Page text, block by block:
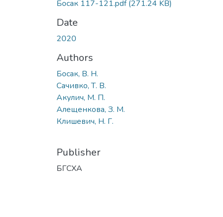
Босак 117-121.pdf(271.24 KB)
Date
2020
Authors
Босак, В. Н.
Сачивко, Т. В.
Акулич, М. П.
Алещенкова, З. М.
Клишевич, Н. Г.
Publisher
БГСХА